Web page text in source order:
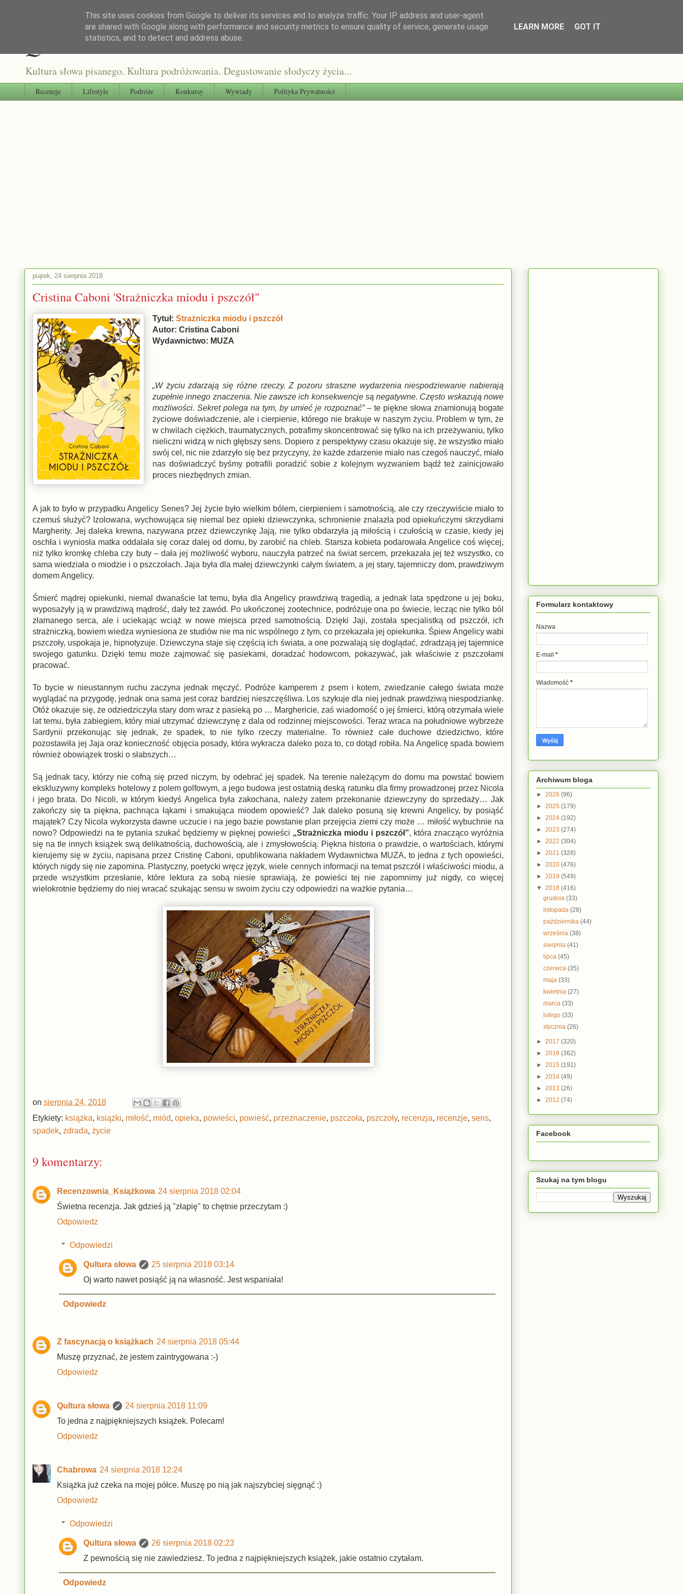
Qultura słowa
Kultura słowa pisanego. Kultura podróżowania. Degustowanie słodyczy życia...
Recenzje Lifestyle Podróże Konkursy Wywiady Polityka Prywatności
piątek, 24 sierpnia 2018
Cristina Caboni 'Strażniczka miodu i pszczół"
Tytuł: Strażniczka miodu i pszczół
Autor: Cristina Caboni
Wydawnictwo: MUZA
„W życiu zdarzają się różne rzeczy. Z pozoru straszne wydarzenia niespodziewanie nabierają
zupełnie innego znaczenia. Nie zawsze ich konsekwencje są negatywne. Często wskazują nowe
możliwości. Sekret polega na tym, by umieć je rozpoznać” – te piękne słowa znamionują bogate
życiowe doświadczenie, ale i cierpienie, którego nie brakuje w naszym życiu. Problem w tym, że
w chwilach ciężkich, traumatycznych, potrafimy skoncentrować się tylko na ich przeżywaniu, tylko
nieliczni widzą w nich głębszy sens. Dopiero z perspektywy czasu okazuje się, że wszystko miało
swój cel, nic nie zdarzyło się bez przyczyny, że każde zdarzenie miało nas czegoś nauczyć, miało
nas doświadczyć byśmy potrafili poradzić sobie z kolejnym wyzwaniem bądź też zainicjowało
proces niezbędnych zmian.
A jak to było w przypadku Angelicy Senes? Jej życie było wielkim bólem, cierpieniem i samotnością, ale czy rzeczywiście miało to
czemuś służyć? Izolowana, wychowująca się niemal bez opieki dziewczynka, schronienie znalazła pod opiekuńczymi skrzydłami
Margherity. Jej daleka krewna, nazywana przez dziewczynkę Jają, nie tylko obdarzyła ją miłością i czułością w czasie, kiedy jej
oschła i wyniosła matka oddalała się coraz dalej od domu, by zarobić na chleb. Starsza kobieta podarowała Angelice coś więcej,
niż tylko kromkę chleba czy buty – dała jej możliwość wyboru, nauczyła patrzeć na świat sercem, przekazała jej też wszystko, co
sama wiedziała o miodzie i o pszczołach. Jaja była dla małej dziewczynki całym światem, a jej stary, tajemniczy dom, prawdziwym
domem Angelicy.
Śmierć mądrej opiekunki, niemal dwanaście lat temu, była dla Angelicy prawdziwą tragedią, a jednak lata spędzone u jej boku,
wyposażyły ją w prawdziwą mądrość, dały też zawód. Po ukończonej zootechnice, podróżuje ona po świecie, lecząc nie tylko ból
złamanego serca, ale i uciekając wciąż w nowe miejsca przed samotnością. Dzięki Jaji, została specjalistką od pszczół, ich
strażniczką, bowiem wiedza wyniesiona ze studiów nie ma nic wspólnego z tym, co przekazała jej opiekunka. Śpiew Angelicy wabi
pszczoły, uspokaja je, hipnotyzuje. Dziewczyna staje się częścią ich świata, a one pozwalają się doglądać, zdradzają jej tajemnice
swojego gatunku. Dzięki temu może zajmować się pasiekami, doradzać hodowcom, pokazywać, jak właściwie z pszczołami
pracować.
To bycie w nieustannym ruchu zaczyna jednak męczyć. Podróże kamperem z psem i kotem, zwiedzanie całego świata może
wyglądać na przygodę, jednak ona sama jest coraz bardziej nieszczęśliwa. Los szykuje dla niej jednak prawdziwą niespodziankę.
Otóż okazuje się, że odziedziczyła stary dom wraz z pasieką po … Marghericie, zaś wiadomość o jej śmierci, którą otrzymała wiele
lat temu, była zabiegiem, który miał utrzymać dziewczynę z dala od rodzinnej miejscowości. Teraz wraca na południowe wybrzeże
Sardynii przekonując się jednak, że spadek, to nie tylko rzeczy materialne. To również całe duchowe dziedzictwo, które
pozostawiła jej Jaja oraz konieczność objęcia posady, która wykracza daleko poza to, co dotąd robiła. Na Angelicę spada bowiem
również obowiązek troski o słabszych…
Są jednak tacy, którzy nie cofną się przed niczym, by odebrać jej spadek. Na terenie należącym do domu ma powstać bowiem
ekskluzywny kompleks hotelowy z polem golfowym, a jego budowa jest ostatnią deską ratunku dla firmy prowadzonej przez Nicola
i jego brata. Do Nicoli, w którym kiedyś Angelica była zakochana, należy zatem przekonanie dziewczyny do sprzedaży… Jak
zakończy się ta piękna, pachnąca łąkami i smakująca miodem opowieść? Jak daleko posuną się krewni Angelicy, by posiąść
majątek? Czy Nicola wykorzysta dawne uczucie i na jego bazie powstanie plan przejęcia ziemi czy może … miłość wybuchnie na
nowo? Odpowiedzi na te pytania szukać będziemy w pięknej powieści „Strażniczka miodu i pszczół”, która znacząco wyróżnia
się na tle innych książek swą delikatnością, duchowością, ale i zmysłowością. Piękna historia o prawdzie, o wartościach, którymi
kierujemy się w życiu, napisana przez Cristinę Caboni, opublikowana nakładem Wydawnictwa MUZA, to jedna z tych opowieści,
których nigdy się nie zapomina. Plastyczny, poetycki wręcz język, wiele cennych informacji na temat pszczół i właściwości miodu, a
przede wszystkim przesłanie, które lektura za sobą niesie sprawiają, że powieści tej nie zapomnimy już nigdy, co więcej
wielokrotnie będziemy do niej wracać szukając sensu w swoim życiu czy odpowiedzi na ważkie pytania…
on sierpnia 24, 2018
Etykiety: książka, książki, miłość, miód, opieka, powieści, powieść, przeznaczenie, pszczoła, pszczoły, recenzja, recenzje, sens,
spadek, zdrada, życie
9 komentarzy:
Recenzownia_Książkowa 24 sierpnia 2018 02:04
Świetna recenzja. Jak gdzieś ją "złapię" to chętnie przeczytam :)
Odpowiedz
Odpowiedzi
Qultura słowa
25 sierpnia 2018 03:14
Oj warto nawet posiąść ją na własność. Jest wspaniała!
Odpowiedz
Z fascynacją o książkach 24 sierpnia 2018 05:44
Muszę przyznać, że jestem zaintrygowana :-)
Odpowiedz
Qultura słowa
24 sierpnia 2018 11:09
To jedna z najpiękniejszych książek. Polecam!
Odpowiedz
Chabrowa 24 sierpnia 2018 12:24
Książka już czeka na mojej półce. Muszę po nią jak najszybciej sięgnąć :)
Odpowiedz
Odpowiedzi
Qultura słowa
26 sierpnia 2018 02:23
Z pewnością się nie zawiedziesz. To jedna z najpiękniejszych książek, jakie ostatnio czytałam.
Odpowiedz
Formularz kontaktowy
Nazwa
E-mail *
Wiadomość *
Archiwum bloga
► 2026 (96)
► 2025 (179)
► 2024 (192)
► 2023 (274)
► 2022 (304)
► 2021 (328)
► 2020 (476)
► 2019 (549)
▼ 2018 (416)
grudnia(33)
listopada(28)
października(44)
września(38)
sierpnia(41)
lipca(45)
czerwca(35)
maja(33)
kwietnia(27)
marca(33)
lutego(33)
stycznia(26)
► 2017 (320)
► 2016 (362)
► 2015 (191)
► 2014 (49)
► 2013 (26)
► 2012 (74)
Facebook
Szukaj na tym blogu
This site uses cookies from Google to deliver its services and to analyze traffic. Your IP address and user-agent
are shared with Google along with performance and security metrics to ensure quality of service, generate usage
statistics, and to detect and address abuse.
LEARN MORE GOT IT